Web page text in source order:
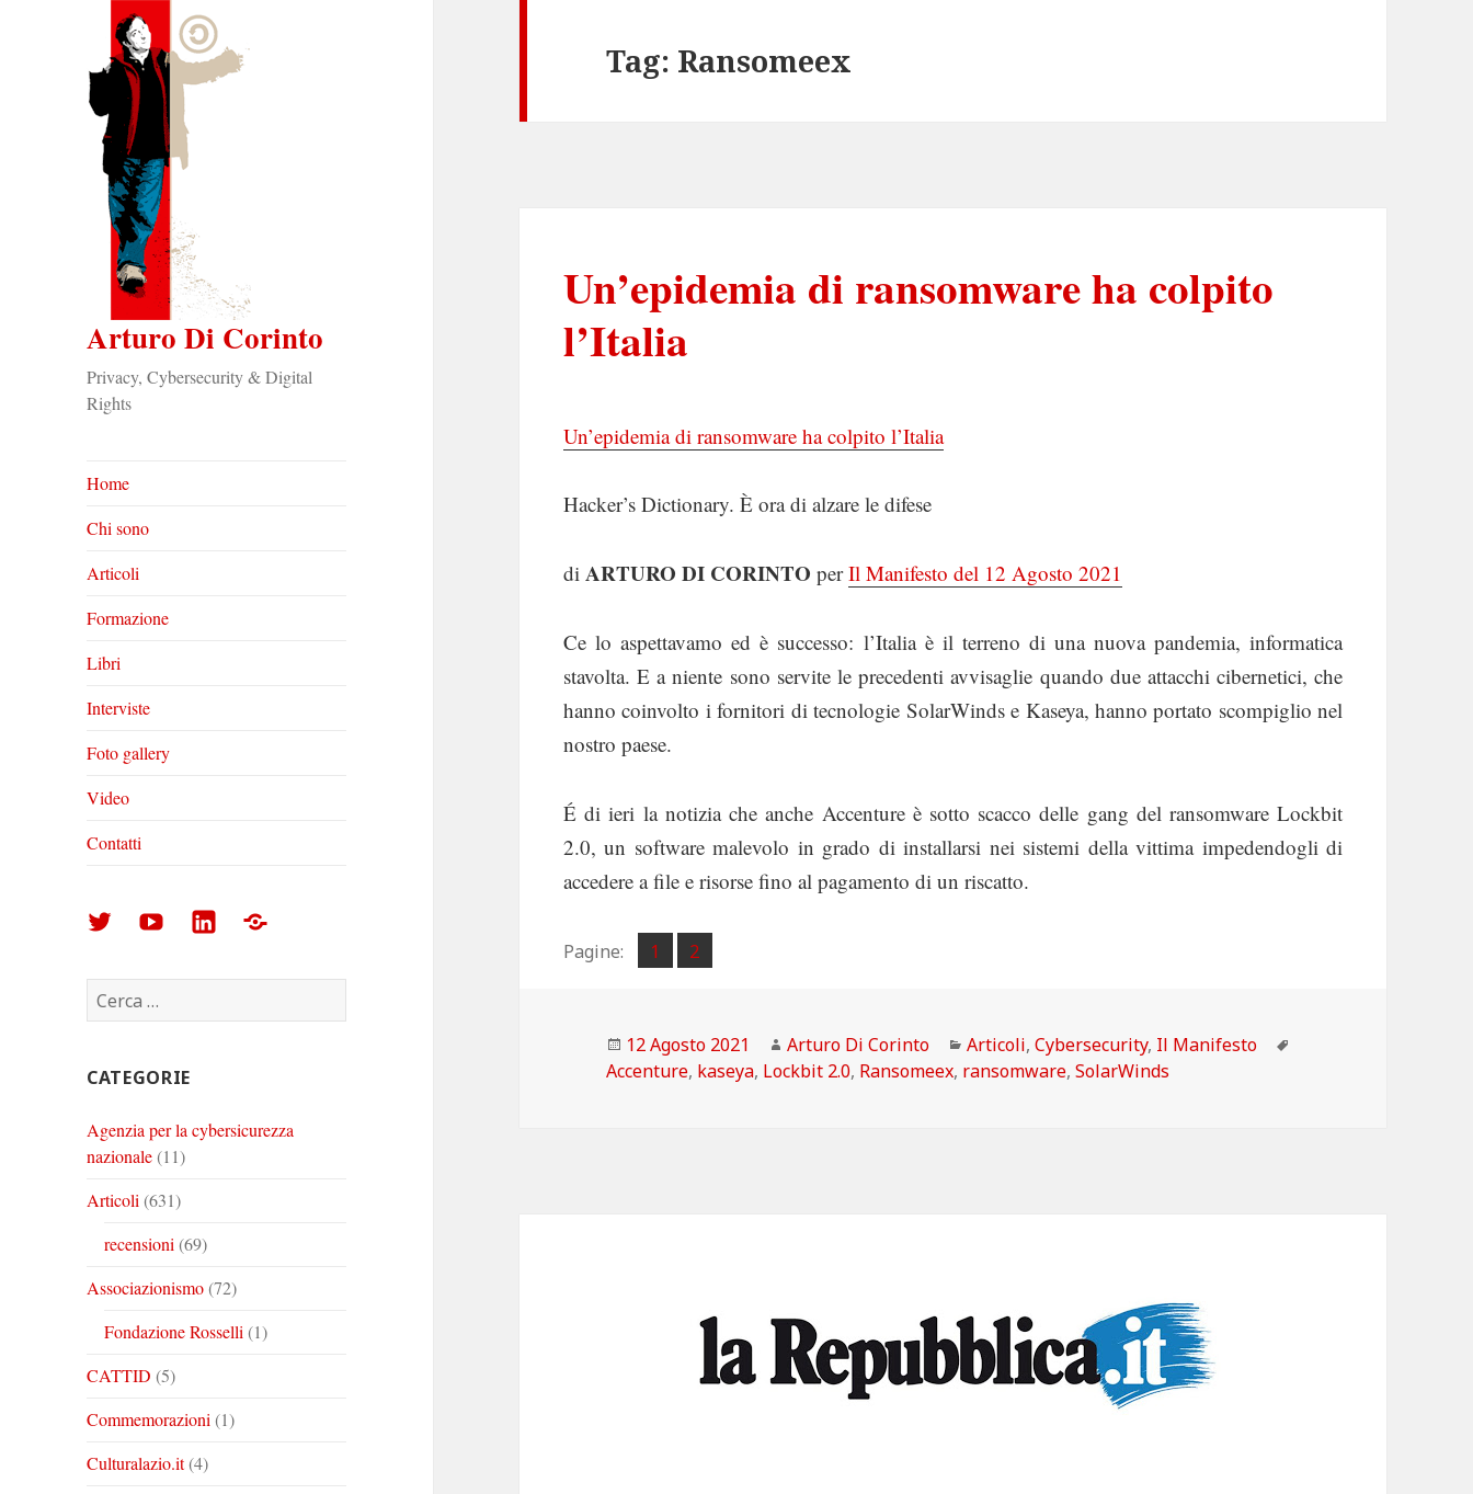
Arturo Di Corinto
Privacy, Cybersecurity & Digital
Rights
Home
Chi sono
Articoli
Formazione
Libri
Interviste
Foto gallery
Video
Contatti
Arturo
Corinto
su
Arturo
Corinto
su
Arturo
su
Foto
Ricerca
per:
CATEGORIE
Agenzia per la cybersicurezza
nazionale(11)
Articoli (631)
recensioni (69)
Associazionismo(72)
Fondazione Rosselli (1)
CATTID (5)
Commemorazioni (1)
Culturalazio.it(4)
Tag: Ransomeex
Un’epidemia di ransomware ha colpito
l’Italia
Un’epidemia di ransomware ha colpito l’Italia
Hacker’s Dictionary. È ora di alzare le difese
di ARTURO DI CORINTO perIl Manifesto del 12 Agosto 2021
Ce lo aspettavamo ed è successo: l’Italia è il terreno di una nuova pandemia, informatica
stavolta. E a niente sono servite le precedenti avvisaglie quando due attacchi cibernetici, che
hanno coinvolto i fornitori di tecnologie SolarWinds e Kaseya, hanno portato scompiglio nel
nostro paese.
É di ieri la notizia che anche Accenture è sotto scacco delle gang del ransomware Lockbit
2.0, un software malevolo in grado di installarsi nei sistemi della vittima impedendogli di
accedere a file e risorse fino al pagamento di un riscatto.
Pagine: Pagina
1 ,
Pagina
2
Scritto
il
12 Agosto 2021 Autore
Arturo Di Corinto Categorie
Articoli,Cybersecurity, Il Manifesto
Accenture, kaseya, Lockbit 2.0, Ransomeex, ransomware,SolarWinds